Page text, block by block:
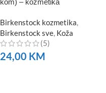
kom) – kozmetika
Birkenstock kozmetika,
Birkenstock sve, Koža
(5)
24,00 KM